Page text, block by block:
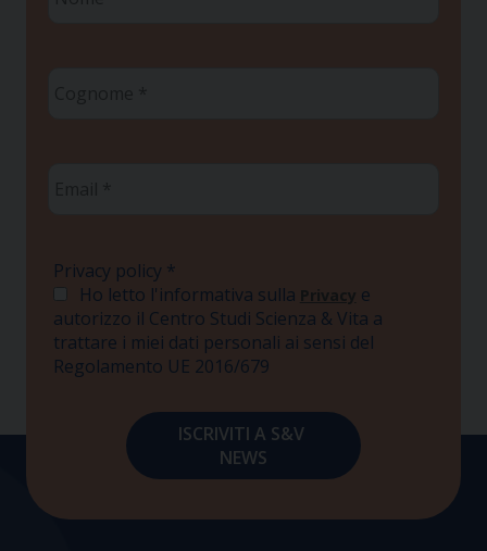
Privacy policy *
Ho letto l'informativa sulla Privacy e
autorizzo il Centro Studi Scienza & Vita a
trattare i miei dati personali ai sensi del
Regolamento UE 2016/679